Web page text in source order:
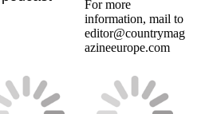
For more
information, mail to
editor@countrymag
azineeurope.com